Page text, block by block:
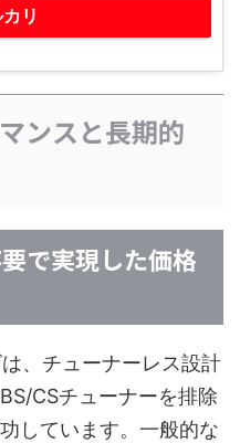
リ
ンスと長期的
で実現した価格
、チューナーレス設計
CSチューナーを排除
しています。一般的な